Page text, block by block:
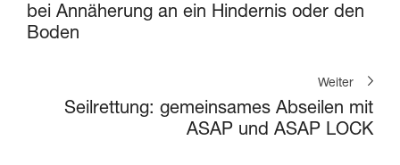
bei Annäherung an ein Hindernis oder den
Boden
Weiter
Seilrettung: gemeinsames Abseilen mit
ASAP und ASAP LOCK